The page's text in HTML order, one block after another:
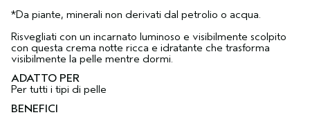
*Da piante, minerali non derivati dal petrolio o acqua.
Risvegliati con un incarnato luminoso e visibilmente scolpito
con questa crema notte ricca e idratante che trasforma
visibilmente la pelle mentre dormi.
ADATTO PER
Per tutti i tipi di pelle
BENEFICI